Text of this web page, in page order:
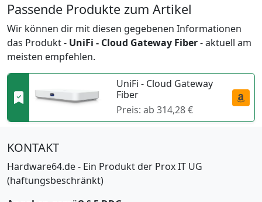
Passende Produkte zum Artikel
Wir können dir mit diesen gegebenen Informationen
das Produkt - UniFi - Cloud Gateway Fiber- aktuell am
meisten empfehlen.
UniFi - Cloud Gateway
Fiber
Preis: ab 314,28 €
KONTAKT
Hardware64.de - Ein Produkt der Prox IT UG
(haftungsbeschränkt)